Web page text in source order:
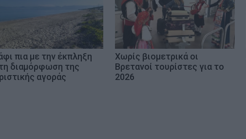
πια με την έκπληξη
διαμόρφωση της
αγοράς
Χωρίς βιομετρικά οι
Βρετανοί τουρίστες για το
2026